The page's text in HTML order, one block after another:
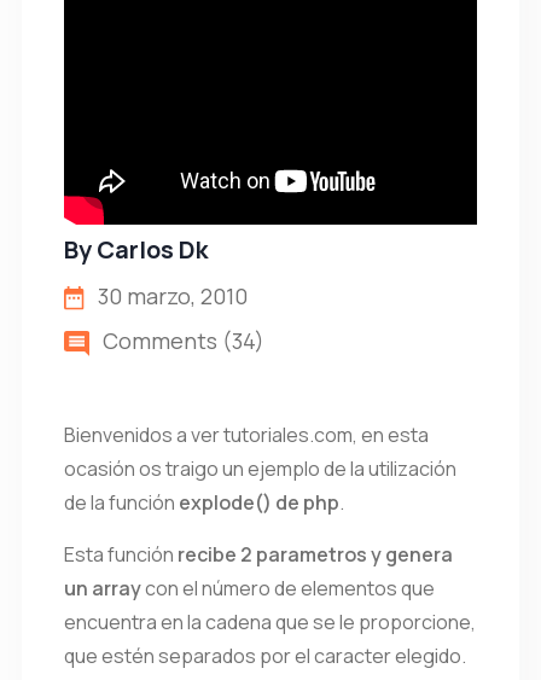
ByCarlos Dk
30 marzo, 2010
Comments (34)
Bienvenidos a ver tutoriales.com, en esta
ocasión os traigo un ejemplo de la utilización
de la función explode() de php.
Esta función recibe 2 parametros y genera
un arraycon el número de elementos que
encuentra en la cadena que se le proporcione,
que estén separados por el caracter elegido.